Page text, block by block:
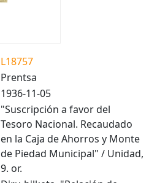
L18757
Prentsa
1936-11-05
"Suscripción a favor del
Tesoro Nacional. Recaudado
en la Caja de Ahorros y Monte
de Piedad Municipal" / Unidad,
9. or.